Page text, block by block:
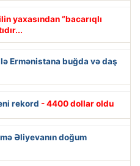
yaxasından “bacarıqlı
Ermənistana buğda və daş
rekord - 4400 dollar oldu
Əliyevanın doğum